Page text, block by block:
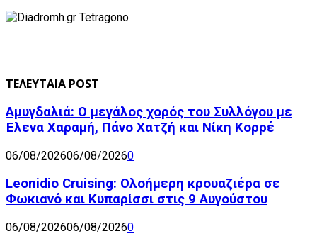
ΤΕΛΕΥΤΑΙΑ POST
Αμυγδαλιά: Ο μεγάλος χορός του Συλλόγου με
Έλενα Χαραμή, Πάνο Χατζή και Νίκη Κορρέ
06/08/202606/08/20260
Leonidio Cruising: Ολοήμερη κρουαζιέρα σε
Φωκιανό και Κυπαρίσσι στις 9 Αυγούστου
06/08/202606/08/20260